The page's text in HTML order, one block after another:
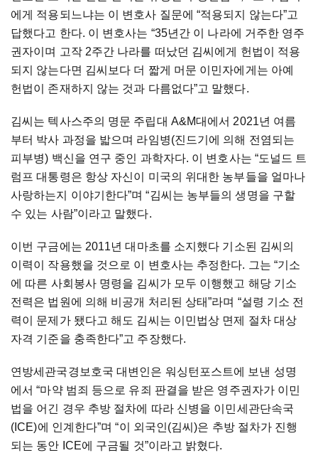
에게 적용되느냐는 이 변호사 질문에 “적용되지 않는다”고
답했다고 한다. 이 변호사는 “35년간 이 나라에 거주한 영주
권자이며 고작 2주간 나라를 떠났던 김씨에게 헌법이 적용
되지 않는다면 김씨보다 더 짧게 머문 이민자에게는 아예
헌법이 존재하지 않는 것과 다름없다”고 말했다.
김씨는 텍사스주의 명문 주립대 A&M대에서 2021년 여름
부터 박사 과정을 밟으며 라임병(진드기에 의해 전염되는
피부병) 백신을 연구 중인 과학자다. 이 변호사는 “도널드 트
럼프 대통령은 항상 자신이 미국의 위대한 농부들을 얼마나
사랑하는지 이야기한다”며 “김씨는 농부들의 생명을 구할
수 있는 사람”이라고 말했다.
이번 구금에는 2011년 대마초를 소지했다 기소된 김씨의
이력이 작용했을 것으로 이 변호사는 추정한다. 그는 “기소
에 따른 사회봉사 명령을 김씨가 모두 이행했고 해당 기소
전력은 법원에 의해 비공개 처리된 상태”라며 “설령 기소 전
력이 문제가 됐다고 해도 김씨는 이민법상 면제 절차 대상
자격 기준을 충족한다”고 주장했다.
연방세관국경보호국 대변인은 워싱턴포스트에 보낸 성명
에서 “마약 범죄 등으로 유죄 판결을 받은 영주권자가 이민
법을 어긴 경우 추방 절차에 따라 신병을 이민세관단속국
(ICE)에 인계한다”며 “이 외국인(김씨)은 추방 절차가 진행
되는 동안 ICE에 구금될 것”이라고 밝혔다.